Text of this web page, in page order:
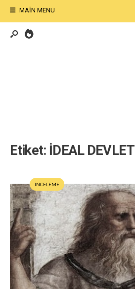
MAIN MENU
Etiket: İDEAL DEVLET
İNCELEME